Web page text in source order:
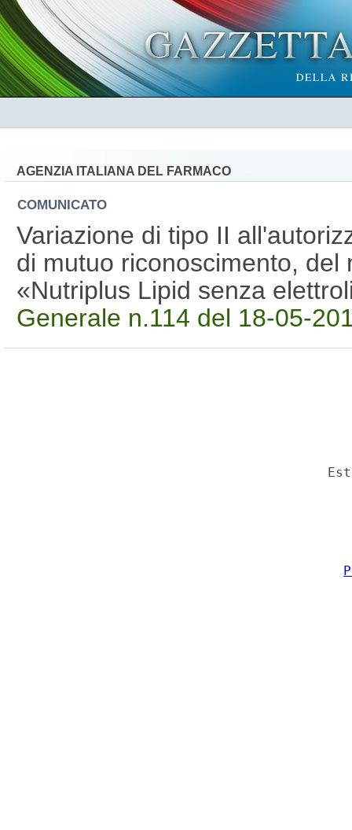
AGENZIA ITALIANA DEL FARMACO
COMUNICATO
Variazione di tipo II
di mutuo riconoscimento,
«Nutriplus Lipid senza
Generale n.114 del 18-05-